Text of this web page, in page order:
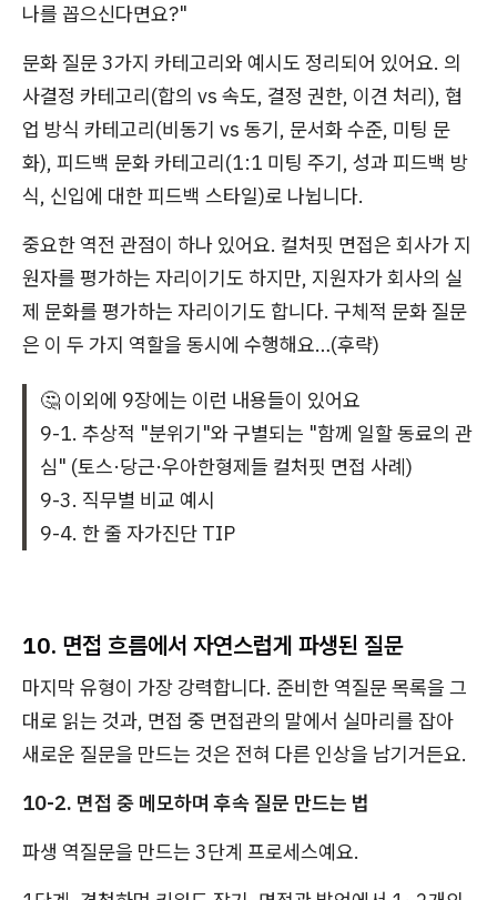
나를 꼽으신다면요?"
문화 질문 3가지 카테고리와 예시도 정리되어 있어요. 의
사결정 카테고리(합의 vs 속도, 결정 권한, 이견 처리), 협
업 방식 카테고리(비동기 vs 동기, 문서화 수준, 미팅 문
화), 피드백 문화 카테고리(1:1 미팅 주기, 성과 피드백 방
식, 신입에 대한 피드백 스타일)로 나뉩니다.
중요한 역전 관점이 하나 있어요. 컬처핏 면접은 회사가 지
원자를 평가하는 자리이기도 하지만, 지원자가 회사의 실
제 문화를 평가하는 자리이기도 합니다. 구체적 문화 질문
은 이 두 가지 역할을 동시에 수행해요…(후략)
🤔 이외에 9장에는 이런 내용들이 있어요
9-1. 추상적 "분위기"와 구별되는 "함께 일할 동료의 관
심" (토스·당근·우아한형제들 컬처핏 면접 사례)
9-3. 직무별 비교 예시
9-4. 한 줄 자가진단 TIP
10. 면접 흐름에서 자연스럽게 파생된 질문
마지막 유형이 가장 강력합니다. 준비한 역질문 목록을 그
대로 읽는 것과, 면접 중 면접관의 말에서 실마리를 잡아
새로운 질문을 만드는 것은 전혀 다른 인상을 남기거든요.
10-2. 면접 중 메모하며 후속 질문 만드는 법
파생 역질문을 만드는 3단계 프로세스예요.